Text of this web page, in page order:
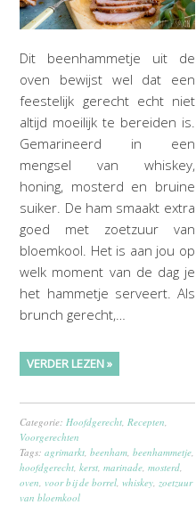
Dit beenhammetje uit de
oven bewijst wel dat een
feestelijk gerecht echt niet
altijd moeilijk te bereiden is.
Gemarineerd in een
mengsel van whiskey,
honing, mosterd en bruine
suiker. De ham smaakt extra
goed met zoetzuur van
bloemkool. Het is aan jou op
welk moment van de dag je
het hammetje serveert. Als
brunch gerecht,…
VERDER LEZEN »
Categorie: Hoofdgerecht Recepten
Voorgerechten
Tags:agrimarkt ,beenham ,beenhammetje
hoofdgerecht ,kerst ,marinade ,mosterd
oven voor bij de borrel ,whiskey zoetzuur
van bloemkool